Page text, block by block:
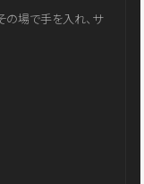
の場で手を入れ、サ